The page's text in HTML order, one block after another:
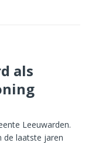
als
Leeuwarden.
de laatste jaren